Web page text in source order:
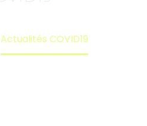
Actualités COVID19